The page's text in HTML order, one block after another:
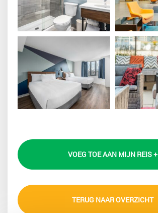
VOEG TOE AAN MIJN REIS +
TERUG NAAR OVERZICHT